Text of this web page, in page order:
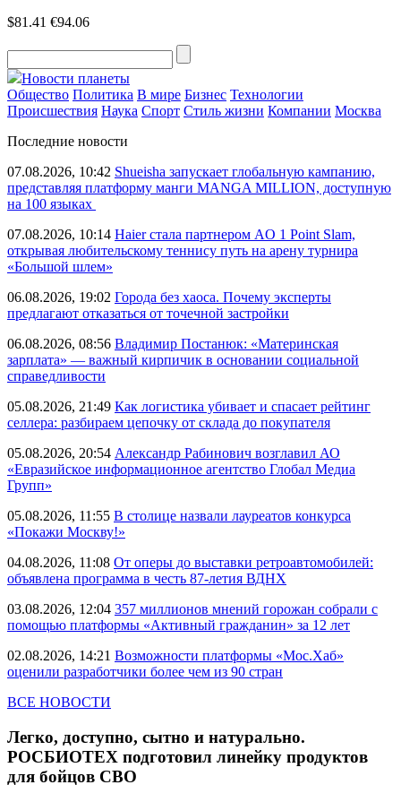
$81.41 €94.06
Новости планеты
Общество Политика В мире Бизнес Технологии
Происшествия Наука Спорт Стиль жизни Компании Москва
Последние новости
07.08.2026, 10:42 Shueisha запускает глобальную кампанию,
представляя платформу манги MANGA MILLION, доступную
на 100 языках
07.08.2026, 10:14 Haier стала партнером AO 1 Point Slam,
открывая любительскому теннису путь на арену турнира
«Большой шлем»
06.08.2026, 19:02 Города без хаоса. Почему эксперты
предлагают отказаться от точечной застройки
06.08.2026, 08:56 Владимир Постанюк: «Материнская
зарплата» — важный кирпичик в основании социальной
справедливости
05.08.2026, 21:49 Как логистика убивает и спасает рейтинг
селлера: разбираем цепочку от склада до покупателя
05.08.2026, 20:54 Александр Рабинович возглавил АО
«Евразийское информационное агентство Глобал Медиа
Групп»
05.08.2026, 11:55 В столице назвали лауреатов конкурса
«Покажи Москву!»
04.08.2026, 11:08 От оперы до выставки ретроавтомобилей:
объявлена программа в честь 87-летия ВДНХ
03.08.2026, 12:04 357 миллионов мнений горожан собрали с
помощью платформы «Активный гражданин» за 12 лет
02.08.2026, 14:21 Возможности платформы «Мос.Хаб»
оценили разработчики более чем из 90 стран
ВСЕ НОВОСТИ
Легко, доступно, сытно и натурально.
РОСБИОТЕХ подготовил линейку продуктов
для бойцов СВО